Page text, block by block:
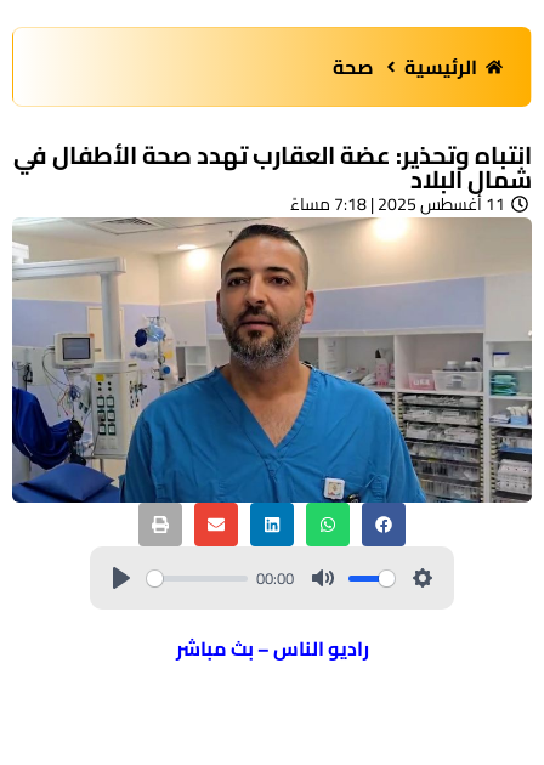
الرئيسية صحة
انتباه وتحذير: عضة العقارب تهدد صحة الأطفال في
شمال البلاد
11 أغسطس 2025 | 7:18 مساءً
00:00
راديو الناس – بث مباشر